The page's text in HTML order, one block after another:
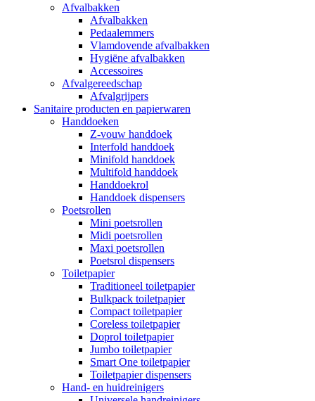
Afvalbakken
Afvalbakken
Pedaalemmers
Vlamdovende afvalbakken
Hygiëne afvalbakken
Accessoires
Afvalgereedschap
Afvalgrijpers
Sanitaire producten en papierwaren
Handdoeken
Z-vouw handdoek
Interfold handdoek
Minifold handdoek
Multifold handdoek
Handdoekrol
Handdoek dispensers
Poetsrollen
Mini poetsrollen
Midi poetsrollen
Maxi poetsrollen
Poetsrol dispensers
Toiletpapier
Traditioneel toiletpapier
Bulkpack toiletpapier
Compact toiletpapier
Coreless toiletpapier
Doprol toiletpapier
Jumbo toiletpapier
Smart One toiletpapier
Toiletpapier dispensers
Hand- en huidreinigers